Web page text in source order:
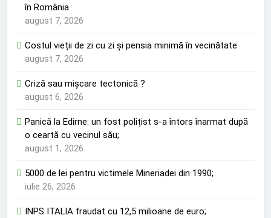
în România
august 7, 2026
Costul vieții de zi cu zi și pensia minimă în vecinătate
august 7, 2026
Criză sau mișcare tectonică ?
august 6, 2026
Panică la Edirne: un fost polițist s-a întors înarmat după
o ceartă cu vecinul său;
august 1, 2026
5000 de lei pentru victimele Mineriadei din 1990;
iulie 26, 2026
INPS ITALIA fraudat cu 12,5 milioane de euro;